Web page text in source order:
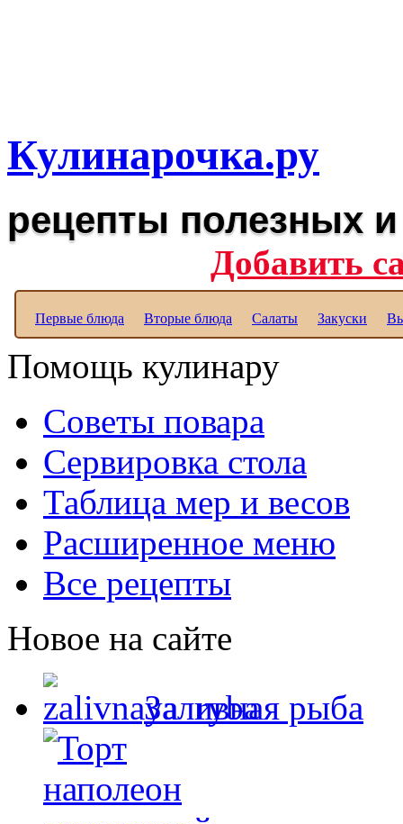
Кулинарочка.ру
рецепты полезных
Добавить
Первые блюда Вторые блюда Салаты Закуски
Помощь кулинару
Советы повара
Сервировка стола
Таблица мер и весов
Расширенное меню
Все рецепты
Новое на сайте
Заливная рыба